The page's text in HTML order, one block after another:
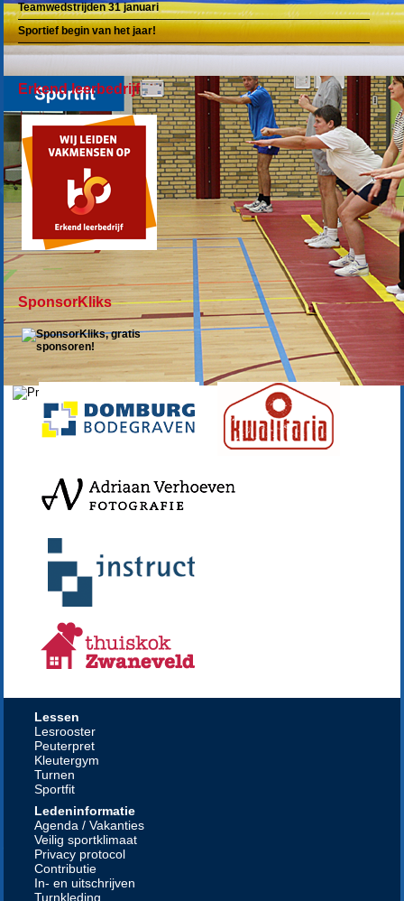
Teamwedstrijden 31 januari
Sportief begin van het jaar!
Erkend leerbedrijf
SponsorKliks
Lessen
Lesrooster
Peuterpret
Kleutergym
Turnen
Sportfit
Ledeninformatie
Agenda / Vakanties
Veilig sportklimaat
Privacy protocol
Contributie
In- en uitschrijven
Turnkleding